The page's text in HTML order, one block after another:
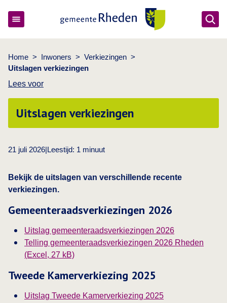
Home > Inwoners > Verkiezingen >
Uitslagen verkiezingen
Lees voor
Uitslagen verkiezingen
21 juli 2026|Leestijd: 1 minuut
Bekijk de uitslagen van verschillende recente
verkiezingen.
Gemeenteraadsverkiezingen 2026
Uitslag gemeenteraadsverkiezingen 2026
Telling gemeenteraadsverkiezingen 2026 Rheden
(Excel, 27 kB)
Tweede Kamerverkiezing 2025
Uitslag Tweede Kamerverkiezing 2025